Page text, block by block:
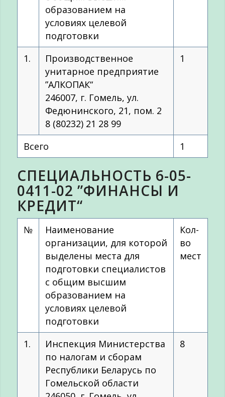
образованием на
условиях целевой
подготовки
1.
Производственное
унитарное предприятие
”АЛКОПАК“
246007, г. Гомель, ул.
Федюнинского, 21, пом. 2
8 (80232) 21 28 99
1
Всего 1
СПЕЦИАЛЬНОСТЬ 6-05-
0411-02 ”ФИНАНСЫ И
КРЕДИТ“
№
Наименование
организации, для которой
выделены места для
подготовки специалистов
с общим высшим
образованием на
условиях целевой
подготовки
Кол-
во
мест
1.
Инспекция Министерства
по налогам и сборам
Республики Беларусь по
Гомельской области
8